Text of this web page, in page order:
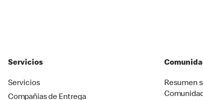
Servicios
Servicios
Compañias de Entrega
Resumen